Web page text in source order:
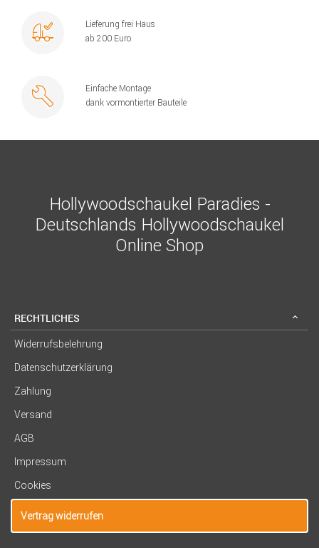
Lieferung frei Haus
ab 200 Euro
Einfache Montage
dank vormontierter Bauteile
Hollywoodschaukel Paradies -
Deutschlands Hollywoodschaukel
Online Shop
RECHTLICHES
Widerrufsbelehrung
Datenschutzerklärung
Zahlung
Versand
AGB
Impressum
Cookies
Vertrag widerrufen